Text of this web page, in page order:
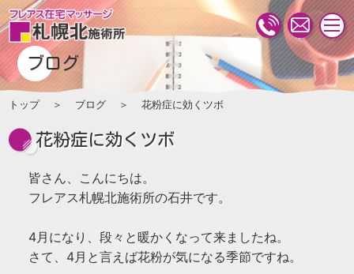
ブログ
トップ ブログ 花粉症に効くツボ
花粉症に効くツボ
皆さん、こんにちは。
フレアス札幌北施術所の石井です。
4月になり、段々と暖かくなって来ましたね。
さて、4月と言えば花粉が気になる季節ですね。